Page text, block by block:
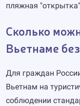
пляжная
Сколько
Вьетнаме
Для граждан
Вьетнам на
соблюдении